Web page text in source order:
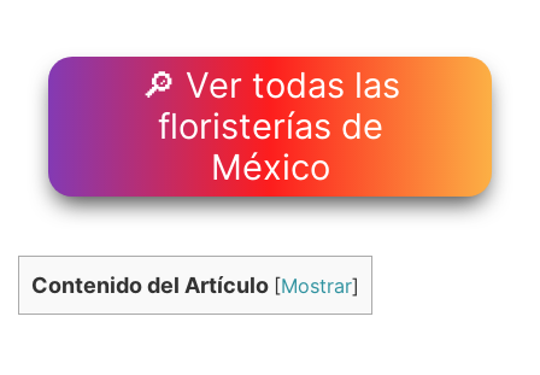
🔎 Ver todas las
floristerías de
México
Contenido del Artículo [Mostrar]